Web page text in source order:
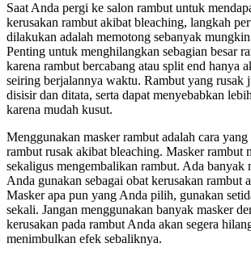
Saat Anda pergi ke salon rambut untuk
kerusakan rambut akibat bleaching, langkah
dilakukan adalah memotong sebanyak
Penting untuk menghilangkan sebagian besar
karena rambut bercabang atau split end hanya
seiring berjalannya waktu. Rambut yang rusak
disisir dan ditata, serta dapat menyebabkan
karena mudah kusut.
Menggunakan masker rambut adalah cara
rambut rusak akibat bleaching. Masker rambut
sekaligus mengembalikan rambut. Ada banyak
Anda gunakan sebagai obat kerusakan rambut
Masker apa pun yang Anda pilih, gunakan
sekali. Jangan menggunakan banyak masker
kerusakan pada rambut Anda akan segera
menimbulkan efek sebaliknya.